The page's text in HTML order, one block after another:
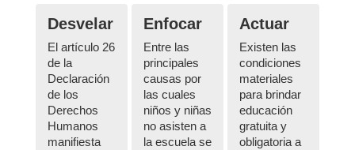
Desvelar
El artículo 26
de la
Declaración
de los
Derechos
Humanos
manifiesta
Enfocar
Entre las
principales
causas por
las cuales
niños y niñas
no asisten a
la escuela se
Actuar
Existen las
condiciones
materiales
para brindar
educación
gratuita y
obligatoria a